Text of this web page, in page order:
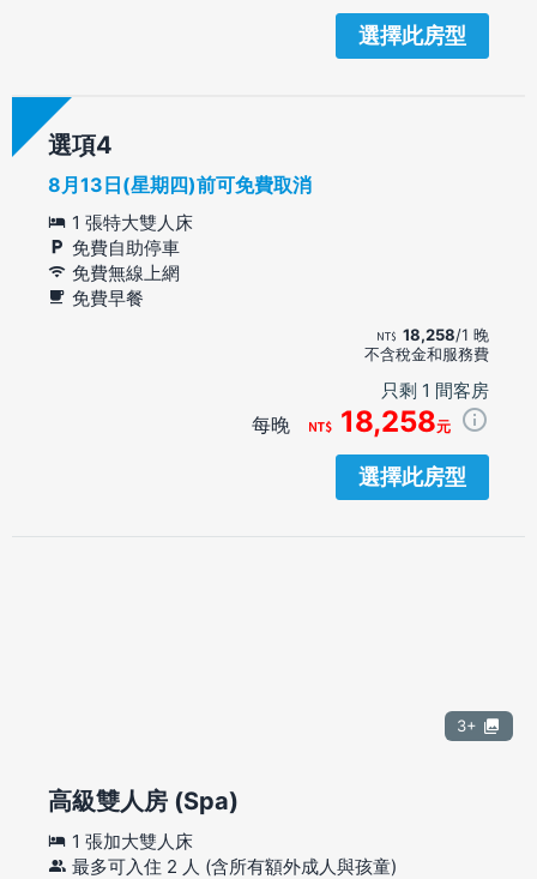
選擇此房型
選項
8月13日(星期四)前可免費取消
1 張特大雙人床
免費自助停車
免費無線上網
免費早餐
18,258/1 晚
不含稅金和服務費
只剩 1 間客房
每晚 18,258元
選擇此房型
3+
高級雙人房 (Spa)
1 張加大雙人床
最多可入住 2 人 (含所有額外成人與孩童)